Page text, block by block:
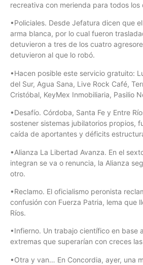
recreativa con merienda para todos
•Policiales. Desde Jefatura dicen que
arma blanca, por lo cual fueron
detuvieron a tres de los cuatro
detuvieron al que lo robó.
•Hacen posible este servicio gratuito:
del Sur, Agua Sana, Live Rock Café,
Cristóbal, KeyMex Inmobiliaria, Pasilio
•Desafío. Córdoba, Santa Fe y Entre
sostener sistemas jubilatorios propios,
caída de aportantes y déficits
•Alianza La Libertad Avanza. En el
integran se va o renuncia, la Alianza
otro.
•Reclamo. El oficialismo peronista
confusión con Fuerza Patria, lema que
Ríos.
•Infierno. Un trabajo científico en base
extremas que superarían con creces
•Otra y van… En Concordia, ayer, una